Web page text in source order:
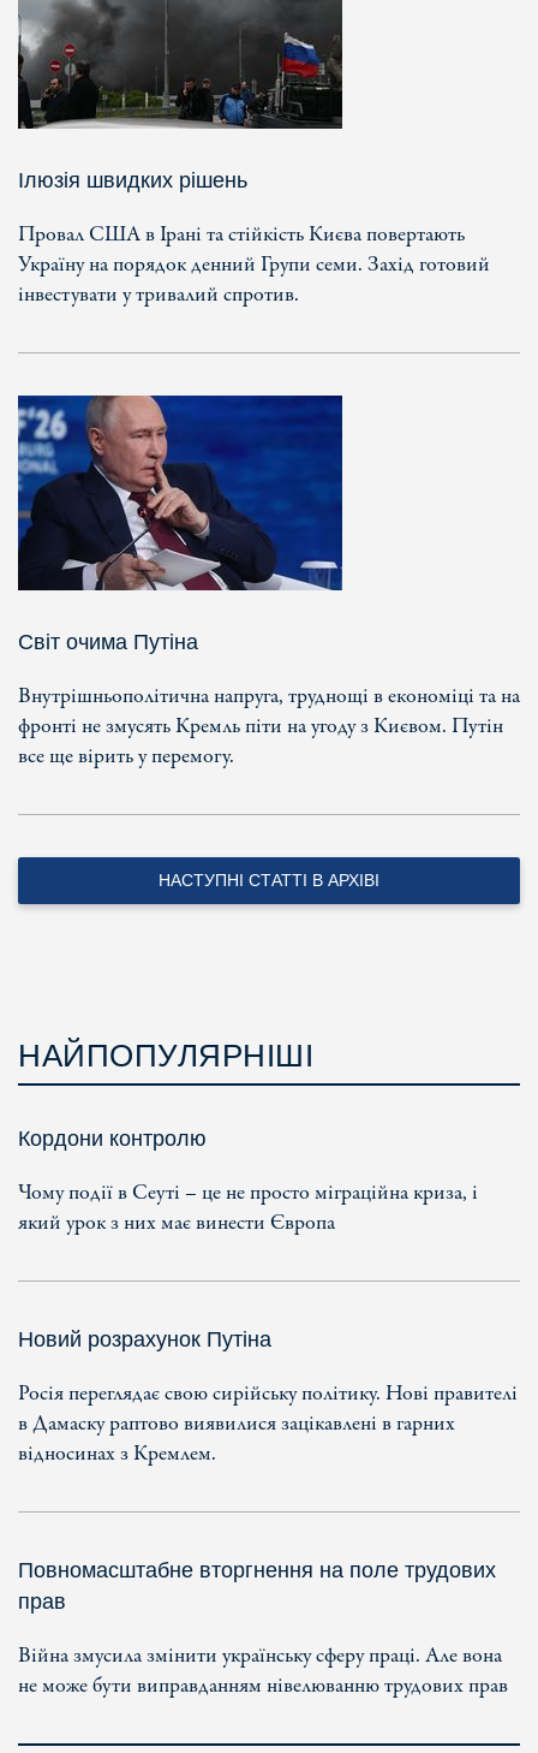
Ілюзія швидких рішень
Провал США в Ірані та стійкість Києва повертають
Україну на порядок денний Групи семи. Захід готовий
інвестувати у тривалий спротив.
Світ очима Путіна
Внутрішньополітична напруга, труднощі в економіці та на
фронті не змусять Кремль піти на угоду з Києвом. Путін
все ще вірить у перемогу.
НАСТУПНІ СТАТТІ В АРХІВІ
НАЙПОПУЛЯРНІШІ
Кордони контролю
Чому події в Сеуті – це не просто міграційна криза, і
який урок з них має винести Європа
Новий розрахунок Путіна
Росія переглядає свою сирійську політику. Нові правителі
в Дамаску раптово виявилися зацікавлені в гарних
відносинах з Кремлем.
Повномасштабне вторгнення на поле трудових
прав
Війна змусила змінити українську сферу праці. Але вона
не може бути виправданням нівелюванню трудових прав